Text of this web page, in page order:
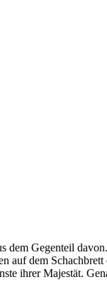
dem Gegenteil
auf dem
ihrer Majestät.